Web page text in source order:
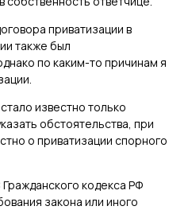
приватизации в
также был
по каким-то причинам я
известно только
обстоятельства, при
о приватизации спорного
Гражданского кодекса РФ
закона или иного